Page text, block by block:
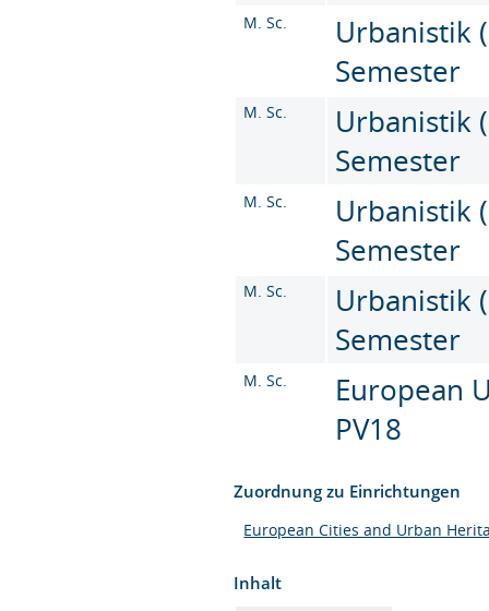
M. Sc.
Urbanistik
Semester
M. Sc.
Urbanistik
Semester
M. Sc.
Urbanistik
Semester
M. Sc.
Urbanistik
Semester
M. Sc.
European
PV18
Zuordnung zu Einrichtungen
European Cities and Urban
Inhalt